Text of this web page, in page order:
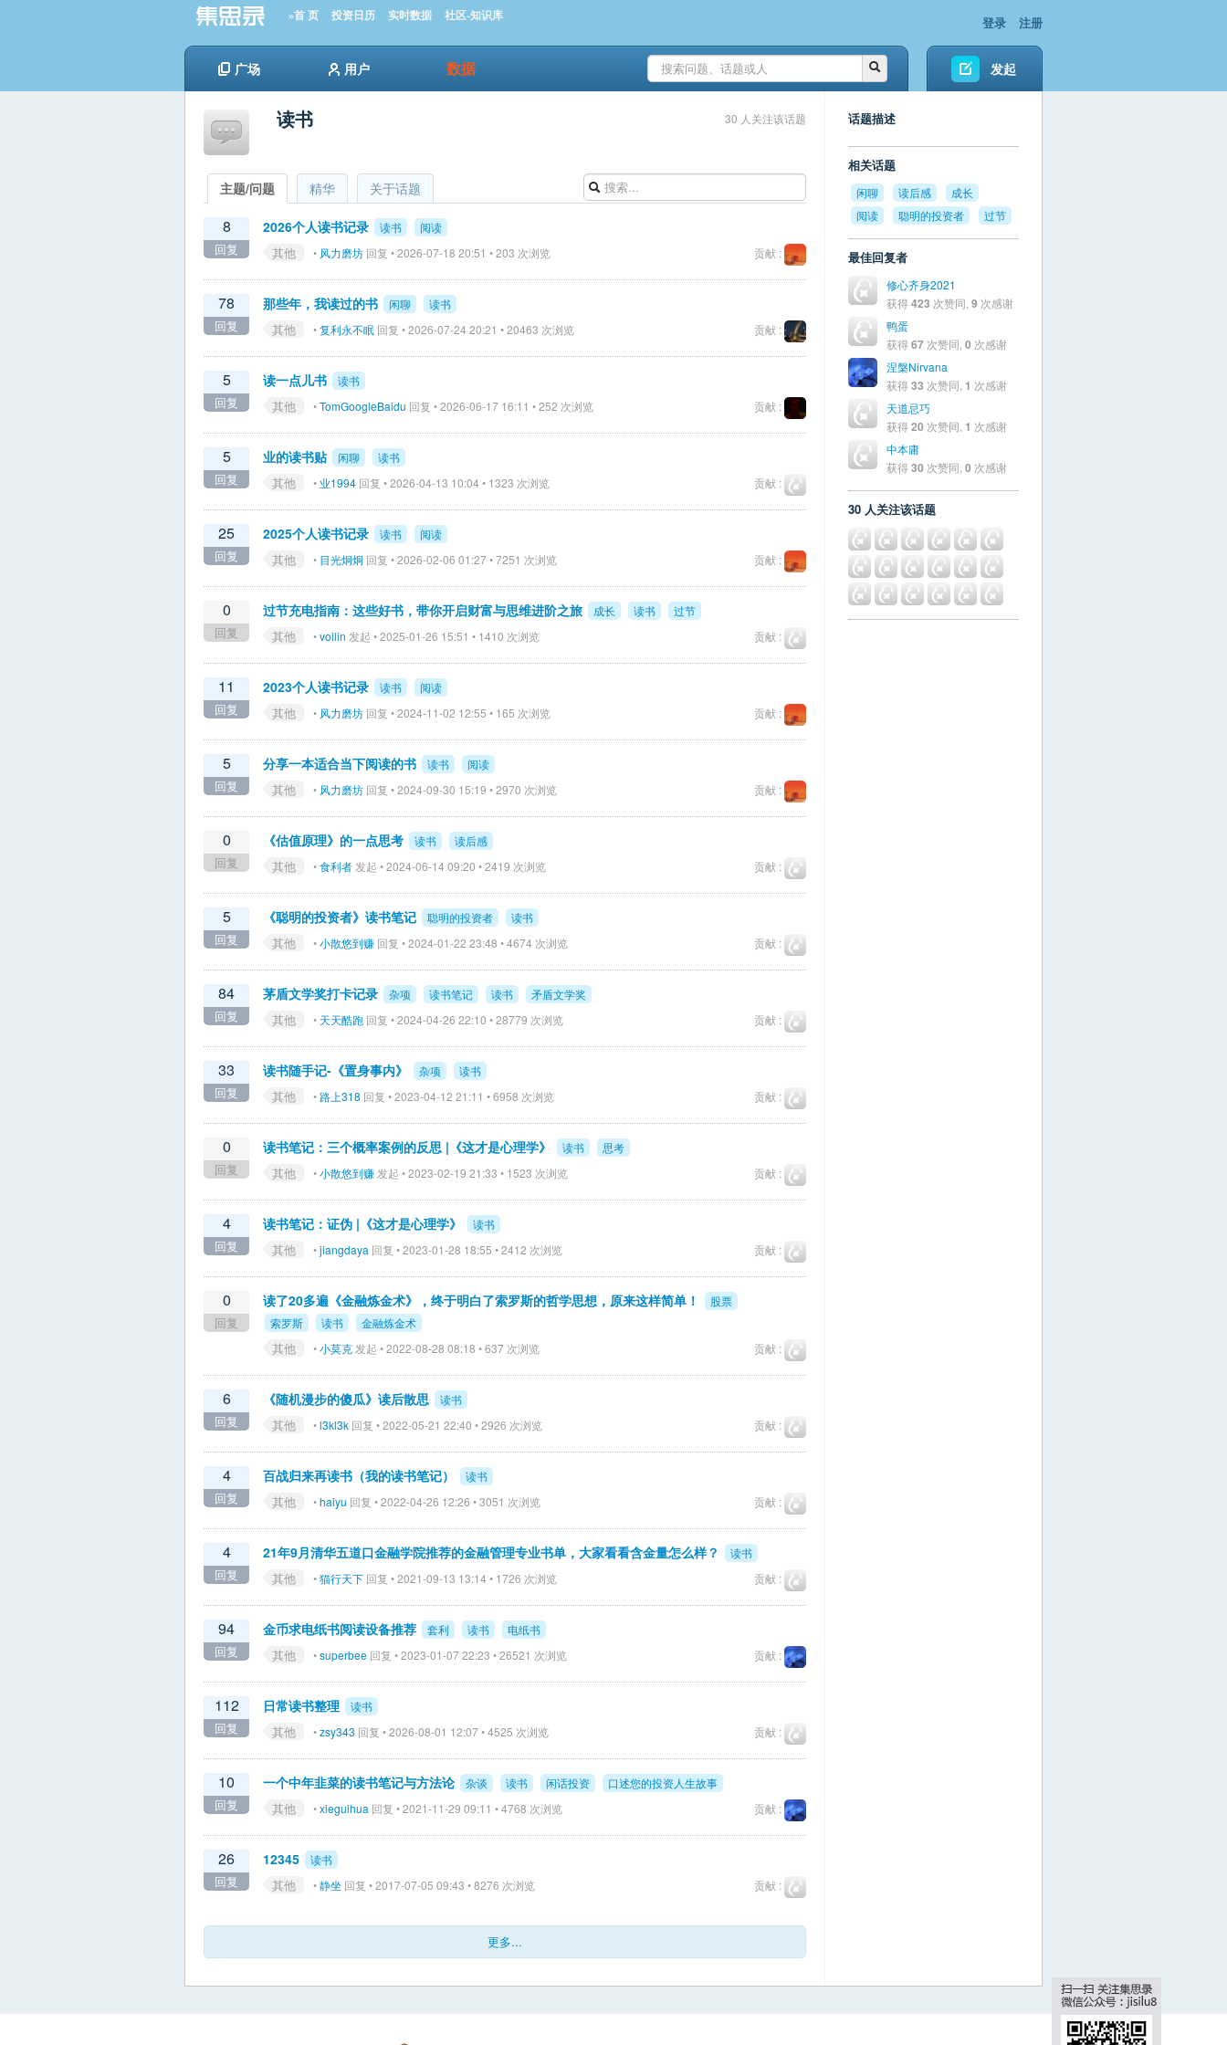
»首 页 投资日历 实时数据 社区-知识库 登录 注册
广场 用户 数据 发起
读书 30 人关注该话题
主题/问题 精华 关于话题
8
回复
2026个人读书记录 读书
阅读
贡献 :
其他 • 风力磨坊 回复 • 2026-07-18 20:51 • 203 次浏览
78
回复
那些年，我读过的书 闲聊
读书
贡献 :
其他 •复利永不眠 回复 • 2026-07-24 20:21 • 20463 次浏览
5
回复
读一点儿书
读书
贡献 :
其他 •TomGoogleBaidu 回复 • 2026-06-17 16:11 • 252 次浏览
5
回复
业的读书贴 闲聊
读书
贡献 :
其他 •业1994 回复 • 2026-04-13 10:04 • 1323 次浏览
25
回复
2025个人读书记录 读书
阅读
贡献 :
其他 • 目光炯炯 回复 • 2026-02-06 01:27 • 7251 次浏览
0
回复
过节充电指南：这些好书，带你开启财富与思维进阶之旅 成长 读书
过节
贡献 :
其他 •vollin 发起 • 2025-01-26 15:51 • 1410 次浏览
11
回复
2023个人读书记录 读书
阅读
贡献 :
其他 • 风力磨坊 回复 • 2024-11-02 12:55 • 165 次浏览
5
回复
分享一本适合当下阅读的书 读书
阅读
贡献 :
其他 • 风力磨坊 回复 • 2024-09-30 15:19 • 2970 次浏览
0
回复
《估值原理》的一点思考 读书
读后感
贡献 :
其他 •食利者 发起 • 2024-06-14 09:20 • 2419 次浏览
5
回复
《聪明的投资者》读书笔记 聪明的投资者
读书
贡献 :
其他 •小散悠到赚 回复 • 2024-01-22 23:48 • 4674 次浏览
84
回复
茅盾文学奖打卡记录 杂项 读书笔记 读书
矛盾文学奖
贡献 :
其他 • 天天酷跑 回复 • 2024-04-26 22:10 • 28779 次浏览
33
回复
读书随手记-《置身事内》 杂项
读书
贡献 :
其他 •路上318 回复 • 2023-04-12 21:11 • 6958 次浏览
0
回复
读书笔记：三个概率案例的反思 |《这才是心理学》 读书
思考
贡献 :
其他 •小散悠到赚 发起 • 2023-02-19 21:33 • 1523 次浏览
4
回复
读书笔记：证伪 |《这才是心理学》
读书
贡献 :
其他 •jiangdaya 回复 • 2023-01-28 18:55 • 2412 次浏览
0
回复
读了20多遍《金融炼金术》，终于明白了索罗斯的哲学思想，原来这样简单！
股票
索罗斯
读书
金融炼金术
贡献 :
其他 •小莫克 发起 • 2022-08-28 08:18 • 637 次浏览
6
回复
《随机漫步的傻瓜》读后散思
读书
贡献 :
其他 •l3kl3k 回复 • 2022-05-21 22:40 • 2926 次浏览
4
回复
百战归来再读书（我的读书笔记）
读书
贡献 :
其他 •haiyu 回复 • 2022-04-26 12:26 • 3051 次浏览
4
回复
21年9月清华五道口金融学院推荐的金融管理专业书单，大家看看含金量怎么样？
读书
贡献 :
其他 •猫行天下 回复 • 2021-09-13 13:14 • 1726 次浏览
94
回复
金币求电纸书阅读设备推荐 套利 读书
电纸书
贡献 :
其他 •superbee 回复 • 2023-01-07 22:23 • 26521 次浏览
112
回复
日常读书整理
读书
贡献 :
其他 •zsy343 回复 • 2026-08-01 12:07 • 4525 次浏览
10
回复
一个中年韭菜的读书笔记与方法论 杂谈 读书 闲话投资
口述您的投资人生故事
贡献 :
其他 •xieguihua 回复 • 2021-11-29 09:11 • 4768 次浏览
26
回复
12345
读书
贡献 :
其他 •静坐 回复 • 2017-07-05 09:43 • 8276 次浏览
更多...
话题描述
相关话题
闲聊 读后感
成长
阅读
聪明的投资者 过节
最佳回复者
修心齐身2021
获得423 次赞同, 9 次感谢
鸭蛋
获得67 次赞同, 0 次感谢
涅槃Nirvana
获得33 次赞同, 1 次感谢
天道忌巧
获得20 次赞同, 1 次感谢
中本庸
获得30 次赞同, 0 次感谢
30 人关注该话题